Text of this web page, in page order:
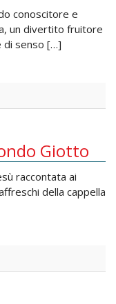
conoscitore e
un divertito fruitore
di senso […]
Giotto
raccontata ai
della cappella